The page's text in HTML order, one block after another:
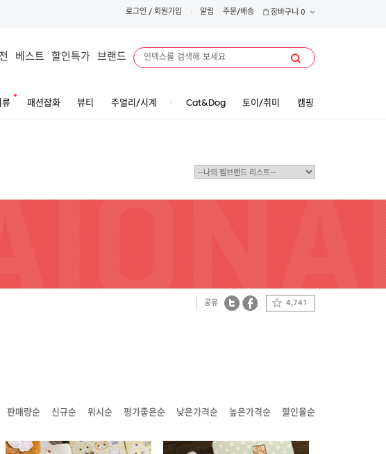
로그인 / 회원가입 알림 주문/배송 장바구니 0
베스트 할인특가 브랜드
류 패션잡화 뷰티 주얼리/시계 Cat&Dog 토이/취미 캠핑
공유 4,741
판매량순 신규순 위시순 평가좋은순 낮은가격순 높은가격순 할인율순